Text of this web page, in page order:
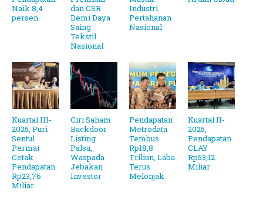
Naik 8,4
persen
dan CSR
Demi Daya
Saing
Tekstil
Nasional
Industri
Pertahanan
Nasional
Kuartal III-
2025, Puri
Sentul
Permai
Cetak
Pendapatan
Rp23,76
Miliar
Ciri Saham
Backdoor
Listing
Palsu,
Waspada
Jebakan
Investor
Pendapatan
Metrodata
Tembus
Rp18,8
Triliun, Laba
Terus
Melonjak
Kuartal II-
2025,
Pendapatan
CLAY
Rp53,12
Miliar